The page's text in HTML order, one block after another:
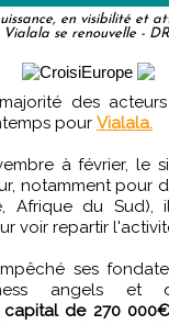
en visibilité et
Vialala se renouvelle -
pour Vialala.
à février, le
notamment pour
Afrique du
voir repartir
ses
angels et
de 270